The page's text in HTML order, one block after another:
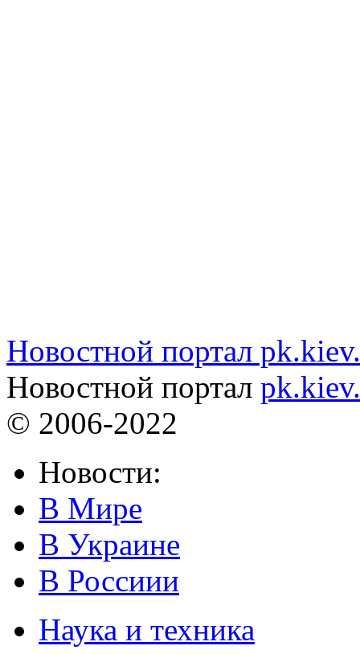
Новостной портал
Новостной портал
© 2006-2022
Новости:
В Мире
В Украине
В Россиии
Наука и техника